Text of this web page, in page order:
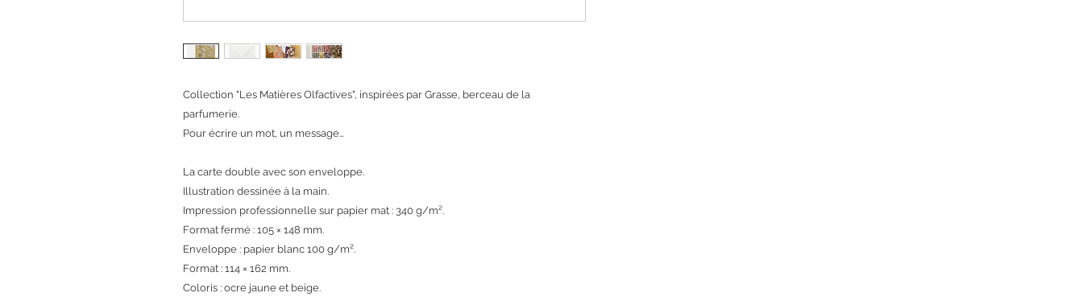
Collection "Les Matières Olfactives", inspirées par Grasse, berceau de la
parfumerie.
Pour écrire un mot, un message…
La carte double avec son enveloppe.
Illustration dessinée à la main.
Impression professionnelle sur papier mat : 340 g/m².
Format fermé : 105 × 148 mm.
Enveloppe : papier blanc 100 g/m².
Format : 114 × 162 mm.
Coloris : ocre jaune et beige.